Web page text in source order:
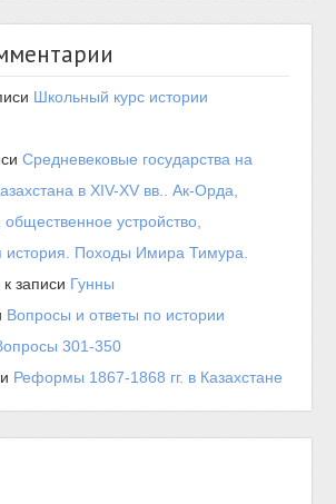
Школьный курс истории
Средневековые государства на
в XIV-XV вв.. Ак-Орда,
устройство,
история. Походы Имира Тимура.
к записи Гунны
Вопросы и ответы по истории
301-350
Реформы 1867-1868 гг. в Казахстане